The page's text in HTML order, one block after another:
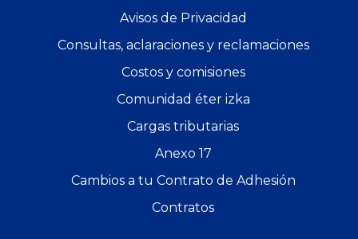
Avisos de Privacidad
Consultas, aclaraciones y reclamaciones
Costos y comisiones
Comunidad éter izka
Cargas tributarias
Anexo 17
Cambios a tu Contrato de Adhesión
Contratos